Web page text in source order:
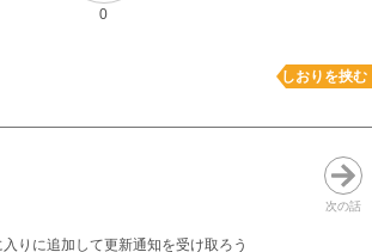
0
しおりを挟む
次の話
入りに追加して更新通知を受け取ろう